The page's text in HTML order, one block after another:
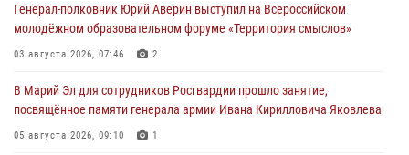
В детском оздоровительном лагере «Лесная сказка» Республики
Марий Эл прошла акция «Каникулы с Росгвардией»
Сотрудники Центра лицензионно-разрешительной работы
Управления Росгвардии по Республике Марий Эл приняли участие в
Генерал-полковник Юрий Аверин выступил на Всероссийском
молодёжном образовательном форуме «Территория смыслов»
03 августа 2026, 07:46 2
В Марий Эл для сотрудников Росгвардии прошло занятие,
посвящённое памяти генерала армии Ивана Кирилловича Яковлева
05 августа 2026, 09:10 1